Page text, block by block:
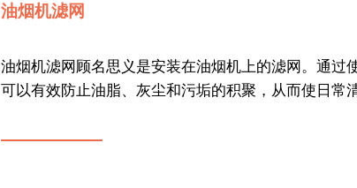
油烟机滤网
油烟机滤网顾名思义是安装在油烟机上的滤网。通过
可以有效防止油脂、灰尘和污垢的积聚，从而使日常